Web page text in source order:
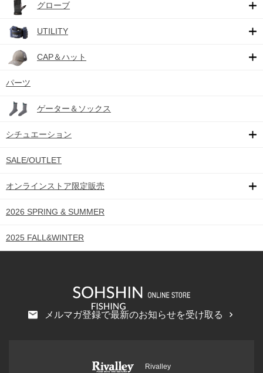
グローブ
UTILITY
CAP＆ハット
パーツ
ゲーター＆ソックス
シチュエーション
SALE/OUTLET
オンラインストア限定販売
2026 SPRING & SUMMER
2025 FALL&WINTER
メルマガ登録で最新のお知らせを受け取る
Rivalley